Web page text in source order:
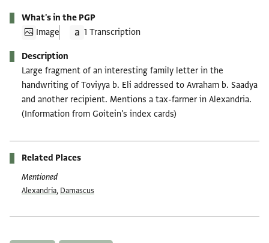
What's in the PGP
Image
1 Transcription
Description
Large fragment of an interesting family letter in the
handwriting of Toviyya b. Eli addressed to Avraham b. Saadya
and another recipient. Mentions a tax-farmer in Alexandria.
(Information from Goitein's index cards)
Related Places
Mentioned
Alexandria, Damascus